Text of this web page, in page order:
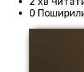
0